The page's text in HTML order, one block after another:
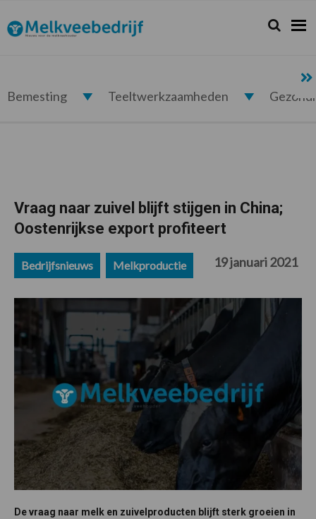
de
hoofdnavigatie
de
hoofd
de
eerste
de
voettekst
Melkveebedrijf.nl Zoeken...
Zoek
Bemesting Teeltwerkzaamheden
Vraag naar zuivel blijft stijgen in China;
Oostenrijkse export profiteert
Bedrijfsnieuws Melkproductie 19 januari 2021
De vraag naar melk en zuivelproducten blijft sterk groeien in